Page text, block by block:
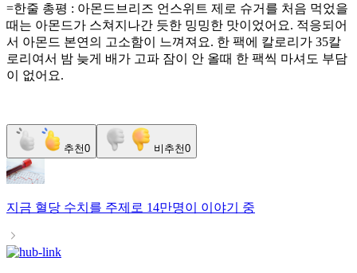
=한줄 총평 : 아몬드브리즈 언스위트 제로 슈거를 처음 먹었을
때는 아몬드가 스쳐지나간 듯한 밍밍한 맛이었어요. 적응되어
서 아몬드 본연의 고소함이 느껴져요. 한 팩에 칼로리가 35칼
로리여서 밤 늦게 배가 고파 잠이 안 올때 한 팩씩 마셔도 부담
이 없어요.
추천0 비추천0
지금 혈당 수치 를 주제로 14만명이 이야기 중